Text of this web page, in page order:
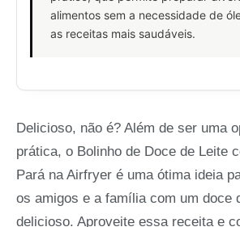
alimentos sem a necessidade de
as receitas mais saudáveis.
Delicioso, não é? Além de ser uma
prática, o Bolinho de Doce de Leite
Pará na Airfryer é uma ótima ideia
os amigos e a família com um doce
delicioso. Aproveite essa receita e